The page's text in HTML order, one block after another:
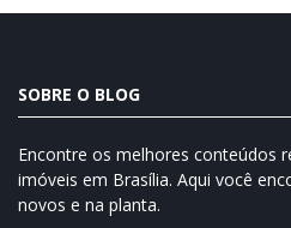
SOBRE O BLOG
Encontre os melhores conteúdos
imóveis em Brasília. Aqui você
novos e na planta.